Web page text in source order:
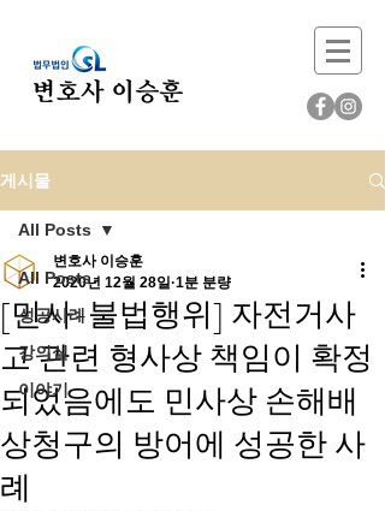
게시물
All Posts
성공사례
강의실
이야기
All Posts
[민사-불법행위] 자전거사
고 관련 형사상 책임이 확정
되었음에도 민사상 손해배
상청구의 방어에 성공한 사
례
변호사 이승훈
2020년 12월 28일 1분 분량